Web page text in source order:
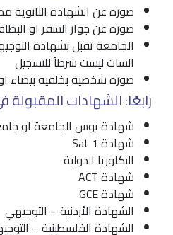
صورة عن الشهادة الثانوية
صورة عن جواز السفر او
الجامعة تقبل بشهادة
السات ليست شرطاً للتسجيل
صورة شخصية بخلفية بيضاء
رابعًا: الشهادات
شهادة يوس الجامعة او
شهادة Sat 1
البكلوريا الدولية
شهادة ACT
شهادة GCE
الشهادة الأردنية – التوجيهي
الشهادة الفلسطينية –